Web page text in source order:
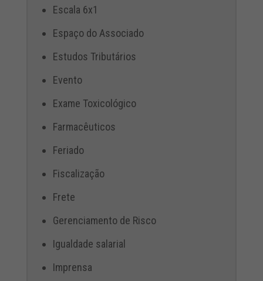
Escala 6x1
Espaço do Associado
Estudos Tributários
Evento
Exame Toxicológico
Farmacêuticos
Feriado
Fiscalização
Frete
Gerenciamento de Risco
Igualdade salarial
Imprensa